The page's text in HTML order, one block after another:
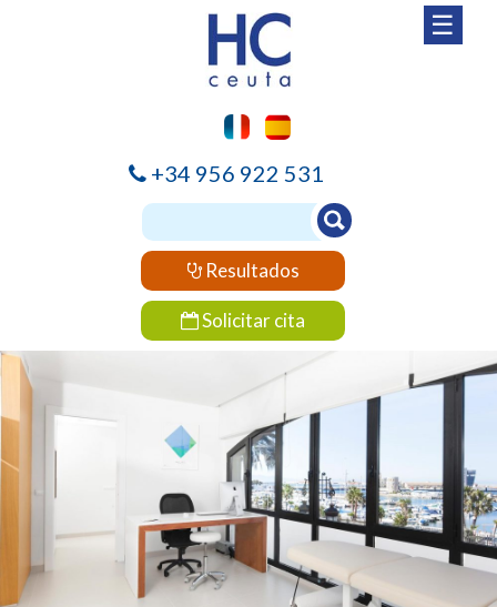
☰
+34 956 922 531
Resultados
Solicitar cita